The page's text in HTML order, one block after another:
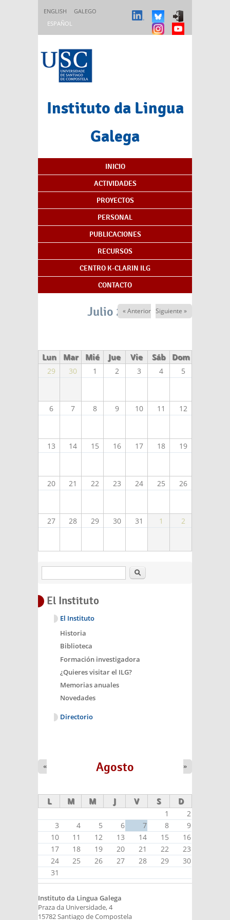
ENGLISH
GALEGO
ESPAÑOL
Instituto da Lingua
Galega
Índice de contenidos
INICIO
ACTIVIDADES
PROYECTOS
PERSONAL
PUBLICACIONES
RECURSOS
CENTRO K-CLARIN ILG
CONTACTO
Julio 2026
« Anterior Siguiente »
Lun Mar Mié Jue Vie Sáb Dom
29 30 1 2 3 4 5
6 7 8 9 10 11 12
13 14 15 16 17 18 19
20 21 22 23 24 25 26
27 28 29 30 31 1 2
Buscar
El Instituto
El Instituto
Historia
Biblioteca
Formación investigadora
¿Quieres visitar el ILG?
Memorias anuales
Novedades
Directorio
Agosto
« »
L M M J V S D
1
2
3
4 5 6 7 8
9
10
11 12 13 14 15
16
17
18 19 20 21 22
23
24
25 26 27 28 29
30
31
Instituto da Lingua Galega
Praza da Universidade, 4
15782 Santiago de Compostela